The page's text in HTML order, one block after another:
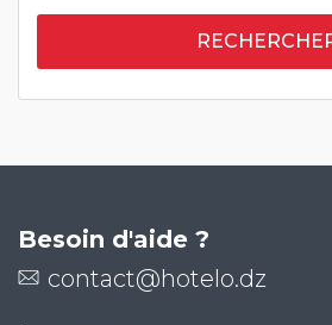
Besoin d'aide ?
contact@hotelo.dz